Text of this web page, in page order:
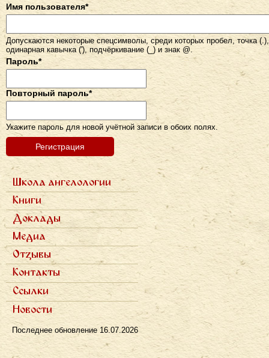
Имя пользователя*
Допускаются некоторые спецсимволы, среди которых пробел, точка
одинарная кавычка ('), подчёркивание (_) и знак @.
Пароль*
Повторный пароль*
Укажите пароль для новой учётной записи в обоих полях.
Primárne
odkazy
ru
Школа ангелологии
Семь ступеней
Фотогалерея
Книги
Семь архангелов
Доклады
Записи докладов
Медиа
Научные статьи
Популярные статьи
Интервью в прессе
Радио
Телевидение
Отзывы
Полемика
Рецензии
Контакты
Ссылки
Новости
Последнее обновление 16.07.2026